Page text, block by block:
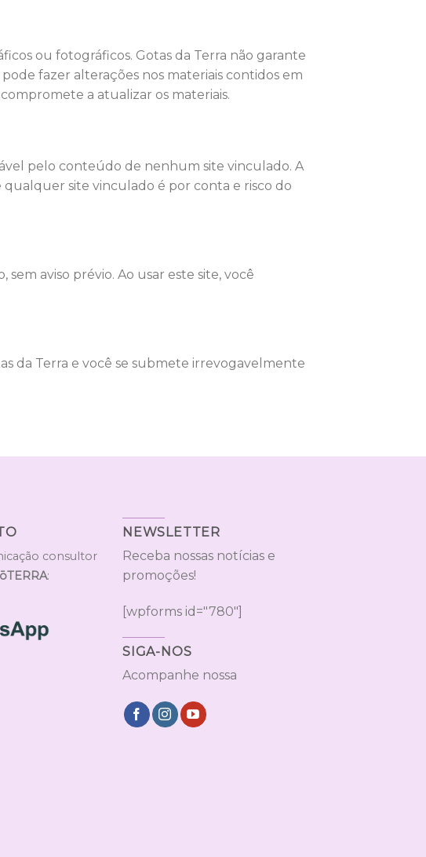
ou fotográficos. Gotas da Terra não garante
fazer alterações nos materiais contidos em
a atualizar os materiais.
pelo conteúdo de nenhum site vinculado. A
site vinculado é por conta e risco do
aviso prévio. Ao usar este site, você
da Terra e você se submete irrevogavelmente
consultor
:
NEWSLETTER
Receba nossas notícias e
promoções!
[wpforms id="780"]
SIGA-NOS
Acompanhe nossa